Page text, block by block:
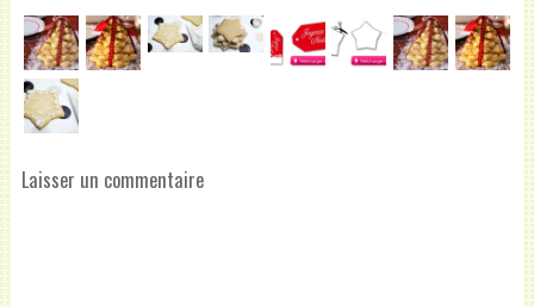
Laisser un commentaire